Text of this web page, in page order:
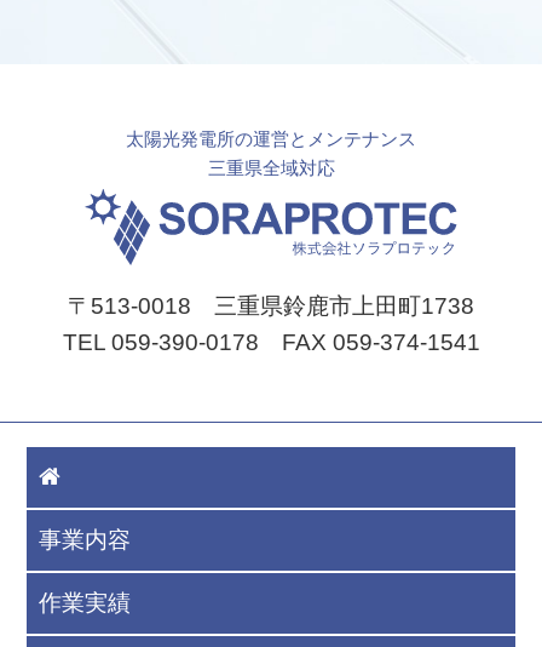
太陽光発電所の運営とメンテナンス
三重県全域対応
〒513-0018 三重県鈴鹿市上田町1738
TEL 059-390-0178 FAX 059-374-1541
事業内容
作業実績